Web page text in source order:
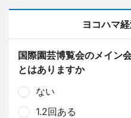
ヨコハマ
国際園芸博覧会のメイン
とはありますか
ない
1.2回ある